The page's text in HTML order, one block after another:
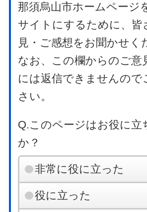
那須烏山市ホームページ
サイトにするために、皆
見・ご感想をお聞かせく
なお、この欄からのご意
には返信できませんので
さい。
Q.このページはお役に立
か？
非常に役に立った
役に立った